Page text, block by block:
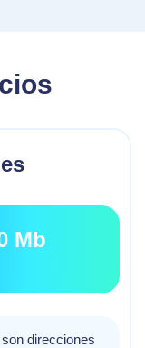
Mb
son direcciones